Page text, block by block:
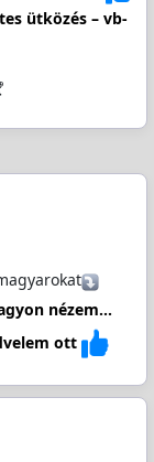
ütközés – vb-
nézem...
ott